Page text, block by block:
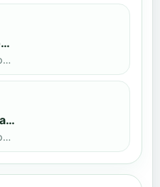
Bodó Péter
Jobbak · döntős: Kocsó Sándor
Szatmári István
Jobbak · döntős: Kiss Barnabás